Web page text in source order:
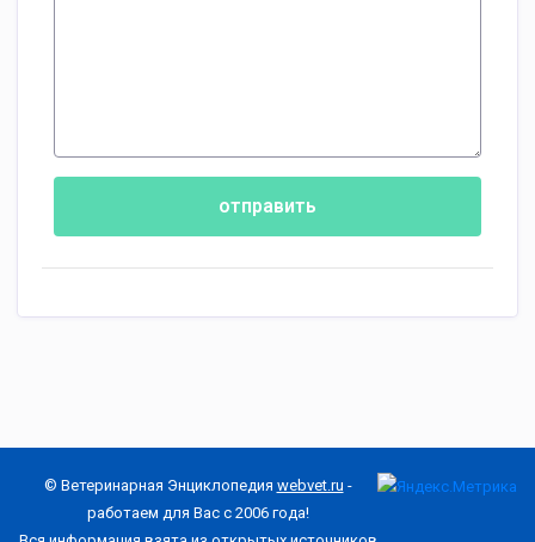
отправить
© Ветеринарная Энциклопедия webvet.ru -
работаем для Вас с 2006 года!